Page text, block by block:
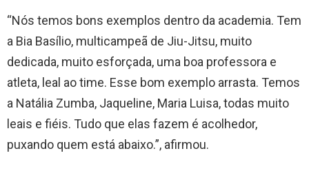
“Nós temos bons exemplos dentro da academia. Tem
a Bia Basílio, multicampeã de Jiu-Jitsu, muito
dedicada, muito esforçada, uma boa professora e
atleta, leal ao time. Esse bom exemplo arrasta. Temos
a Natália Zumba, Jaqueline, Maria Luisa, todas muito
leais e fiéis. Tudo que elas fazem é acolhedor,
puxando quem está abaixo.”, afirmou.